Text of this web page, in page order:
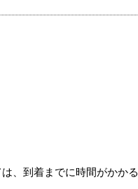
、到着までに時間がかかる